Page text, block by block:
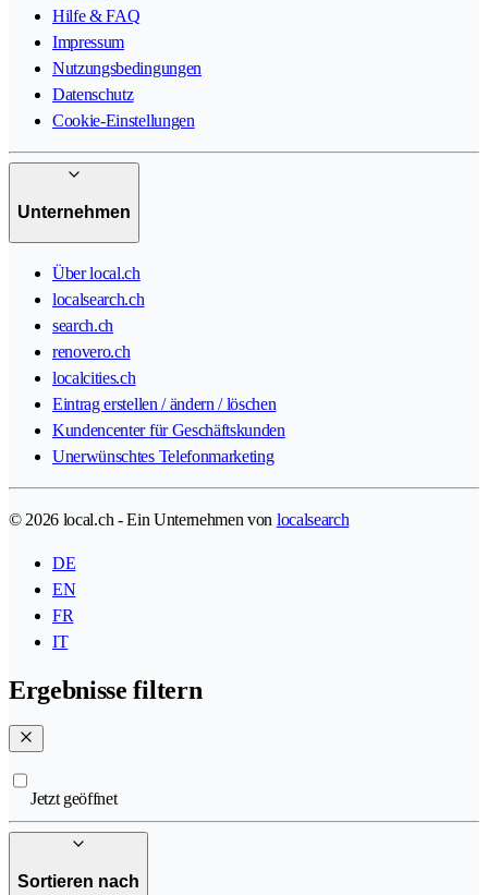
Hilfe & FAQ
Impressum
Nutzungsbedingungen
Datenschutz
Cookie-Einstellungen
Unternehmen
Über local.ch
localsearch.ch
search.ch
renovero.ch
localcities.ch
Eintrag erstellen / ändern / löschen
Kundencenter für Geschäftskunden
Unerwünschtes Telefonmarketing
© 2026 local.ch - Ein Unternehmen von localsearch
DE
EN
FR
IT
Ergebnisse filtern
Jetzt geöffnet
Sortieren nach